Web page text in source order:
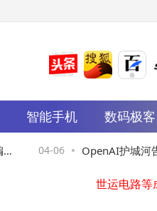
智能手机 数码极客
04-06 OpenAI护城河告
崛起与“网景式”危
正大制药等在
世纪鼎利成立
大唐发
杰
方直科技成立
华体科技等